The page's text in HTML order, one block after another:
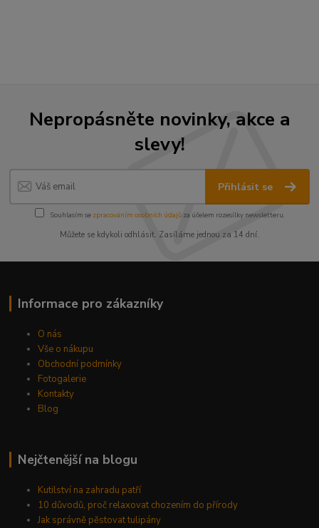
Nepropásněte novinky, akce a
slevy!
Přihlásit se
Souhlasím se zpracováním osobních údajůza účelem rozesílky newsletteru.
Můžete se kdykoli odhlásit. Zasíláme jednou za 14 dní.
Informace pro zákazníky
O nás
Vše o nákupu
Obchodní podmínky
Fotogalerie
Kontakty
Blog
Nejčtenější na blogu
Kutilství na zahradu patří
10 důvodů, proč relaxovat chozením do přírody
Jak správně pěstovat tulipány